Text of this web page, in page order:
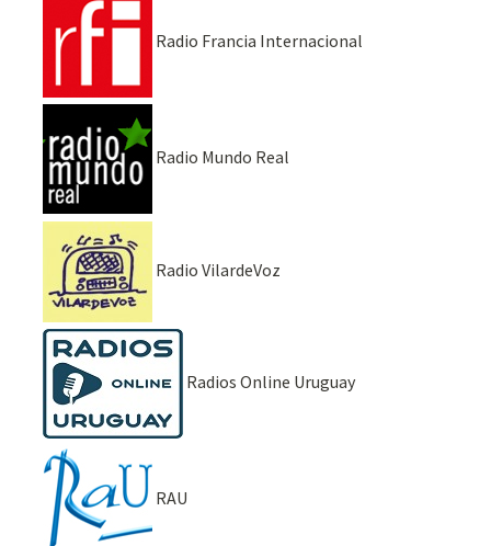
Radio Francia Internacional
Radio Mundo Real
Radio VilardeVoz
Radios Online Uruguay
RAU